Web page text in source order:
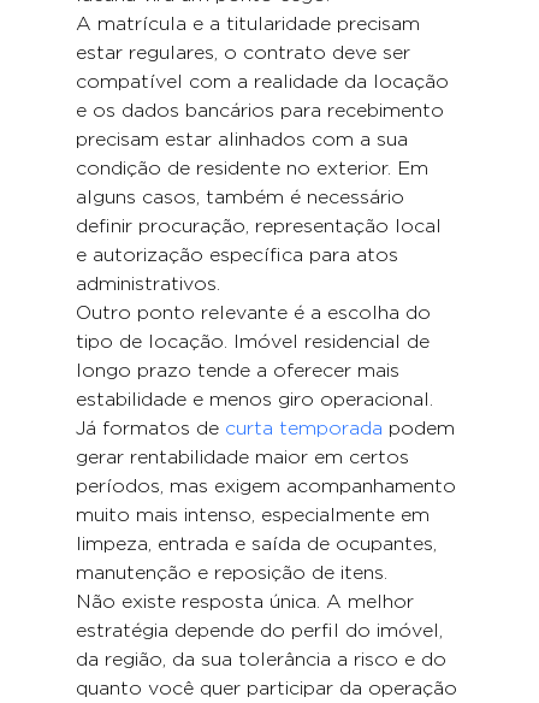
A matrícula e a titularidade precisam
estar regulares, o contrato deve ser
compatível com a realidade da locação
e os dados bancários para recebimento
precisam estar alinhados com a sua
condição de residente no exterior. Em
alguns casos, também é necessário
definir procuração, representação local
e autorização específica para atos
administrativos.
Outro ponto relevante é a escolha do
tipo de locação. Imóvel residencial de
longo prazo tende a oferecer mais
estabilidade e menos giro operacional.
Já formatos de curta temporada podem
gerar rentabilidade maior em certos
períodos, mas exigem acompanhamento
muito mais intenso, especialmente em
limpeza, entrada e saída de ocupantes,
manutenção e reposição de itens.
Não existe resposta única. A melhor
estratégia depende do perfil do imóvel,
da região, da sua tolerância a risco e do
quanto você quer participar da operação